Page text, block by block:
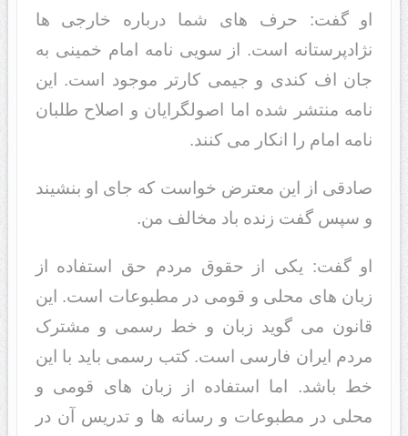
او گفت: حرف های شما درباره خارجی ها
نژادپرستانه است. از سویی نامه امام خمینی به
جان اف کندی و جیمی کارتر موجود است. این
نامه منتشر شده اما اصولگرایان و اصلاح طلبان
نامه امام را انکار می کنند.
صادقی از این معترض خواست که جای او بنشیند
و سپس گفت زنده باد مخالف من.
او گفت: یکی از حقوق مردم حق استفاده از
زبان های محلی و قومی در مطبوعات است. این
قانون می گوید زبان و خط رسمی و مشترک
مردم ایران فارسی است. کتب رسمی باید با این
خط باشد. اما استفاده از زبان های قومی و
محلی در مطبوعات و رسانه ها و تدریس آن در